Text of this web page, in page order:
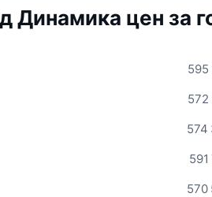
Динамика цен за
595
572
574
570